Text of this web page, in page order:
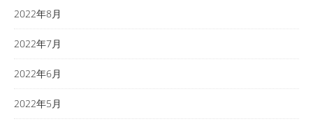
2022年8月
2022年7月
2022年6月
2022年5月